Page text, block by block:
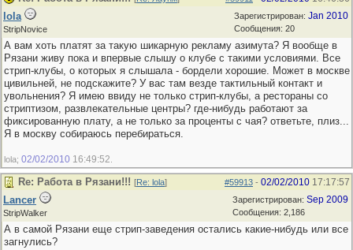
Зарегистрирован: Jan 2010
Сообщения: 20
lola
StripNovice
А вам хоть платят за такую шикарную рекламу азимута? Я вообще в
Рязани живу пока и впервые слышу о клубе с такими условиями. Все
стрип-клубы, о которых я слышала - бордели хорошие. Может в москве
цивильней, не подскажите? У вас там везде тактильный контакт и
увольнения? Я имею ввиду не только стрип-клубы, а рестораны со
стриптизом, развлекательные центры? где-нибудь работают за
фиксированную плату, а не только за проценты с чая? ответьте, плиз...
Я в москву собираюсь перебираться.
lola; 02/02/2010 16:49:52
#59913 - 02/02/2010 17:17:57
Re: Работа в Рязани!!! [Re: lola]
Зарегистрирован: Sep 2009
Сообщения: 2,186
Lancer
StripWalker
А в самой Рязани еще стрип-заведения остались какие-нибудь или все
загнулись?